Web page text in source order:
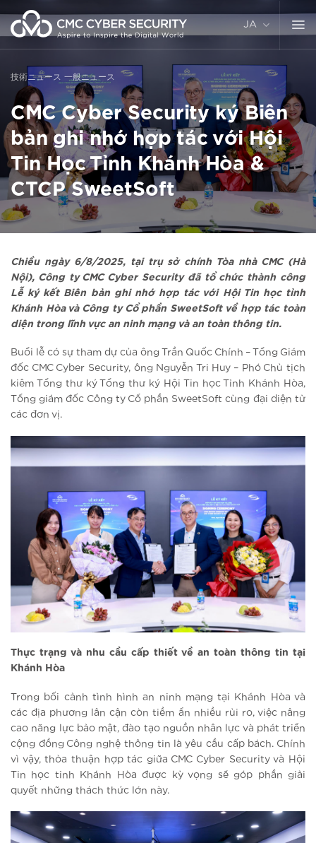
テ
ッ
プ
JA
技術ニュース 一般ニュース
CMC Cyber Security ký Biên
bản ghi nhớ hợp tác với Hội
Tin Học Tỉnh Khánh Hòa &
CTCP SweetSoft
Chiều ngày 6/8/2025, tại trụ sở chính Tòa nhà CMC (Hà
Nội), Công ty CMC Cyber Security đã tổ chức thành công
Lễ ký kết Biên bản ghi nhớ hợp tác với Hội Tin học tỉnh
Khánh Hòa và Công ty Cổ phần SweetSoft về hợp tác toàn
diện trong lĩnh vực an ninh mạng và an toàn thông tin.
Buổi lễ có sự tham dự của ông Trần Quốc Chính – Tổng Giám
đốc CMC Cyber Security, ông Nguyễn Tri Huy – Phó Chủ tịch
kiêm Tổng thư ký Tổng thư ký Hội Tin học Tỉnh Khánh Hòa,
Tổng giám đốc Công ty Cổ phần SweetSoft cùng đại diện từ
các đơn vị.
Thực trạng và nhu cầu cấp thiết về an toàn thông tin tại
Khánh Hòa
Trong bối cảnh tình hình an ninh mạng tại Khánh Hòa và
các địa phương lân cận còn tiềm ẩn nhiều rủi ro, việc nâng
cao năng lực bảo mật, đào tạo nguồn nhân lực và phát triển
cộng đồng Công nghệ thông tin là yêu cầu cấp bách. Chính
vì vậy, thỏa thuận hợp tác giữa CMC Cyber Security và Hội
Tin học tỉnh Khánh Hòa được kỳ vọng sẽ góp phần giải
quyết những thách thức lớn này.